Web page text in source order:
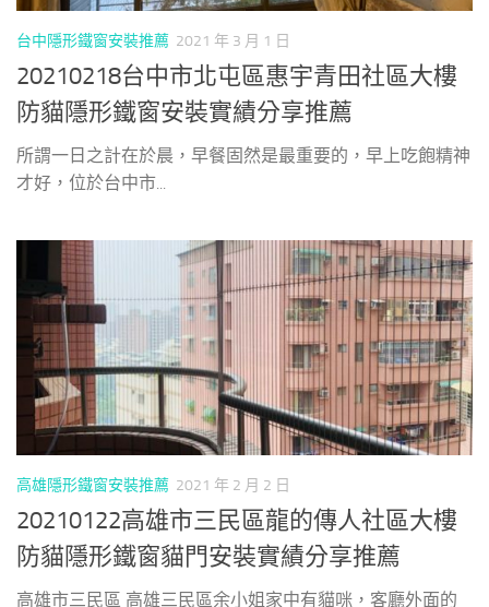
台中隱形鐵窗安裝推薦 2021 年 3 月 1 日
20210218台中市北屯區惠宇青田社區大樓
防貓隱形鐵窗安裝實績分享推薦
所謂一日之計在於晨，早餐固然是最重要的，早上吃飽精神
才好，位於台中市...
高雄隱形鐵窗安裝推薦 2021 年 2 月 2 日
20210122高雄市三民區龍的傳人社區大樓
防貓隱形鐵窗貓門安裝實績分享推薦
高雄市三民區 高雄三民區余小姐家中有貓咪，客廳外面的